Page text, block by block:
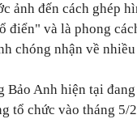
ảnh đến cách ghép
điển" và là phong
chóng nhận về
Bảo Anh hiện tại
tổ chức vào tháng 5/